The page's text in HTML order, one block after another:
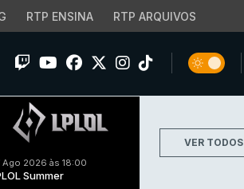
RTP ENSINA RTP ARQUIVOS
Ago 2026 às 18:00
Summer
VER TODOS